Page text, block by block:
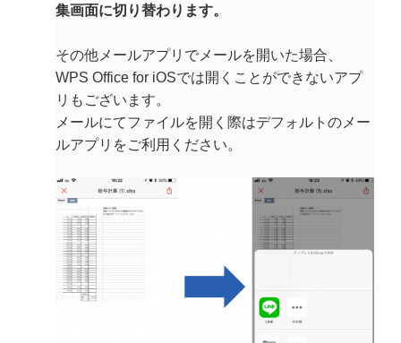
集画面に切り替わります。
その他メールアプリでメールを開いた場合、
WPS Office for iOSでは開くことができないアプ
リもございます。
メールにてファイルを開く際はデフォルトのメー
ルアプリをご利用ください。